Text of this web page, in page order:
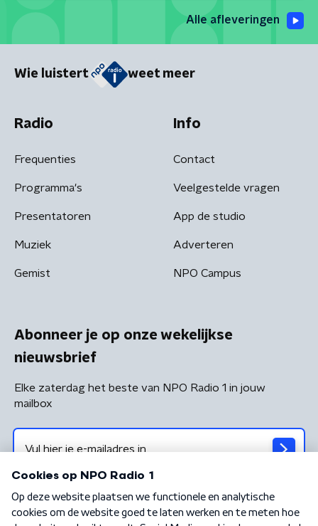
Alle afleveringen
Wie luistert weet meer
Radio
Frequenties
Programma's
Presentatoren
Muziek
Gemist
Info
Contact
Veelgestelde vragen
App de studio
Adverteren
NPO Campus
Abonneer je op onze wekelijkse
nieuwsbrief
Elke zaterdag het beste van NPO Radio 1 in jouw
mailbox